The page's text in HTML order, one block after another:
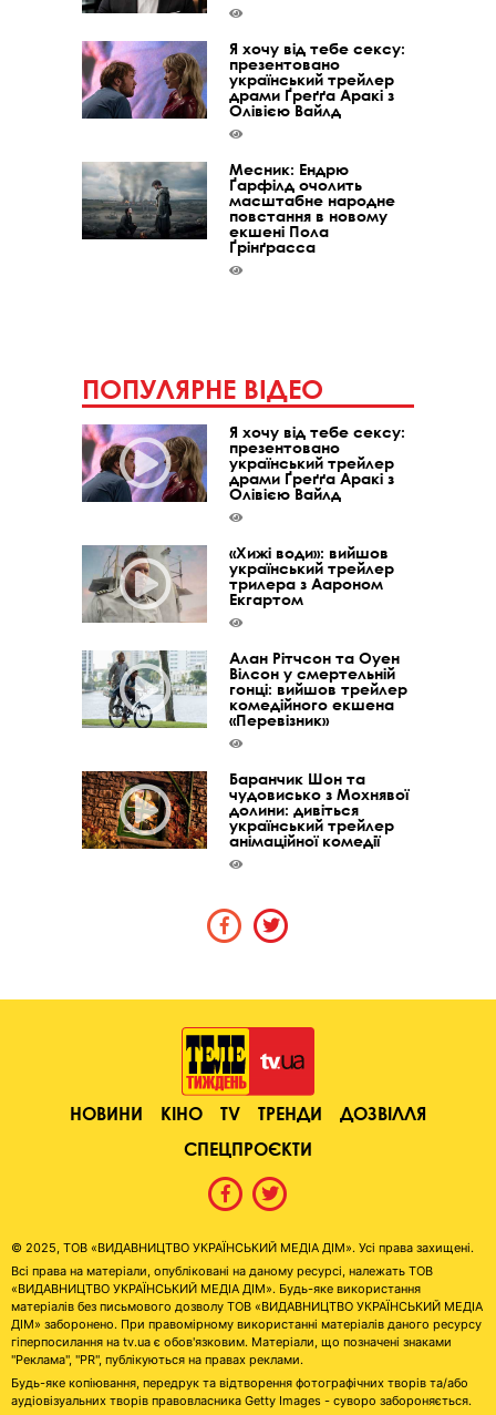
Я хочу від тебе сексу:
презентовано
український трейлер
драми Ґреґґа Аракі з
Олівією Вайлд
Месник: Ендрю
Ґарфілд очолить
масштабне народне
повстання в новому
екшені Пола
Ґрінґрасса
ПОПУЛЯРНЕ ВІДЕО
Я хочу від тебе сексу:
презентовано
український трейлер
драми Ґреґґа Аракі з
Олівією Вайлд
«Хижі води»: вийшов
український трейлер
трилера з Аароном
Екгартом
Алан Рітчсон та Оуен
Вілсон у смертельній
гонці: вийшов трейлер
комедійного екшена
«Перевізник»
Баранчик Шон та
чудовисько з Мохнявої
долини: дивіться
український трейлер
анімаційної комедії
НОВИНИ КІНО TV ТРЕНДИ
ДОЗВІЛЛЯ
СПЕЦПРОЄКТИ
© 2025, ТОВ «ВИДАВНИЦТВО УКРАЇНСЬКИЙ МЕДІА ДІМ». Усі права захищені.
Всі права на матеріали, опубліковані на даному ресурсі, належать ТОВ
«ВИДАВНИЦТВО УКРАЇНСЬКИЙ МЕДІА ДІМ». Будь-яке використання
матеріалів без письмового дозволу ТОВ «ВИДАВНИЦТВО УКРАЇНСЬКИЙ МЕДІА
ДІМ» заборонено. При правомірному використанні матеріалів даного ресурсу
гіперпосилання на tv.ua є обов'язковим. Матеріали, що позначені знаками
"Реклама", "PR", публікуються на правах реклами.
Будь-яке копіювання, передрук та відтворення фотографічних творів та/або
аудіовізуальних творів правовласника Getty Images - суворо забороняється.